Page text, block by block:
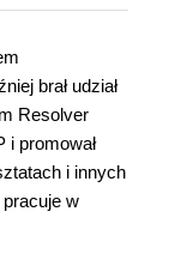
brał udział
Resolver
i promował
i innych
w